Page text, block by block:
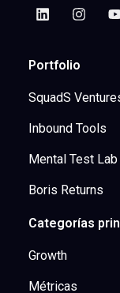
Portfolio
SquadS
Inbound Tools
Mental Test Lab
Boris Returns
Categorías
Growth
Métricas